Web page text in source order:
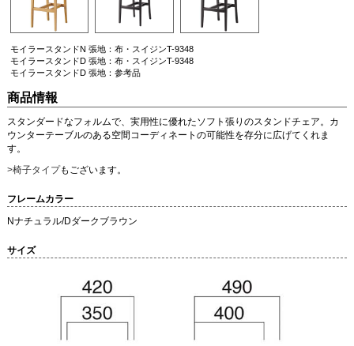
モイラースタンドN 張地：布・スイジンT-9348
モイラースタンドD 張地：布・スイジンT-9348
モイラースタンドD 張地：参考品
商品情報
スタンダードなフォルムで、実用性に優れたソフト張りのスタンドチェア。カ
ウンターテーブルのある空間コーディネートの可能性を存分に広げてくれま
す。
>椅子タイプもございます。
フレームカラー
Nナチュラル/Dダークブラウン
サイズ